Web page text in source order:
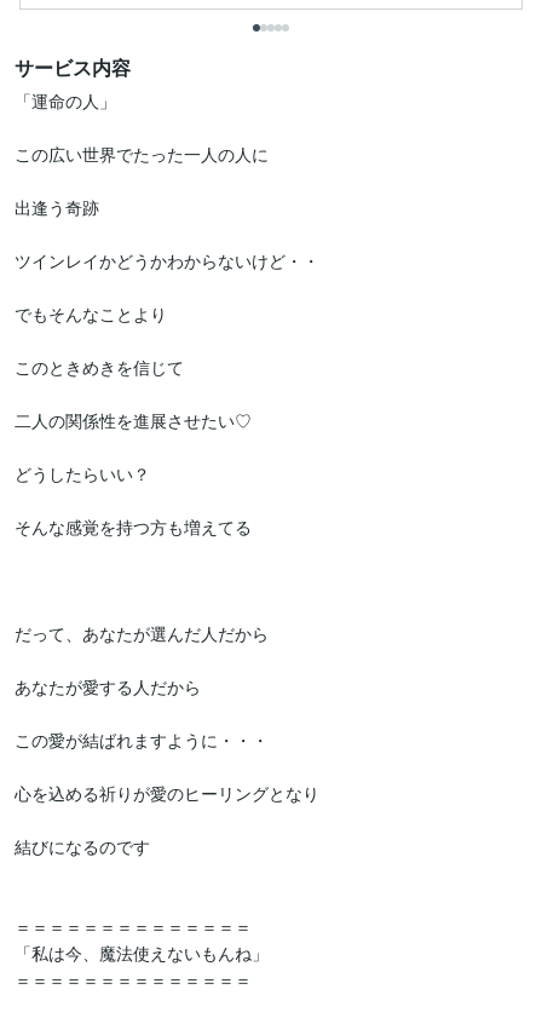
サービス内容
「運命の人」
この広い世界でたった一人の人に
出逢う奇跡
ツインレイかどうかわからないけど・・
でもそんなことより
このときめきを信じて
二人の関係性を進展させたい♡
どうしたらいい？
そんな感覚を持つ方も増えてる
だって、あなたが選んだ人だから
あなたが愛する人だから
この愛が結ばれますように・・・
心を込める祈りが愛のヒーリングとなり
結びになるのです
＝＝＝＝＝＝＝＝＝＝＝＝＝＝
「私は今、魔法使えないもんね」
＝＝＝＝＝＝＝＝＝＝＝＝＝＝